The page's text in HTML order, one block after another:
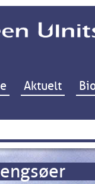
Hop til
Aktuelt
engsøer